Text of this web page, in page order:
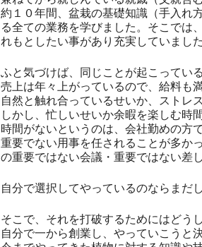
約１０年間、盆栽の基礎知識（手入れ
る全ての業務を学びました。そこでは
れもとしたい事があり充実していました
ふと気づけば、同じことが起こってい
売上は年々上がっているので、給料も
自然と触れ合っているせいか、ストレ
しかし、忙しいせいか余暇を楽しむ時
時間がないというのは、会社勤めの方
重要でない用事を任されることが多か
の重要ではない会議・重要ではない差
自分で選択してやっているのならまだ
そこで、それを打破するためにはどう
自分で一から創業し、やっていこうと